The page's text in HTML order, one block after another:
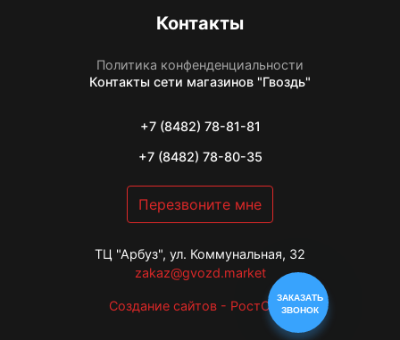
Контакты
Политика конфенденциальности
Контакты сети магазинов "Гвоздь"
+7 (8482) 78-81-81
+7 (8482) 78-80-35
Перезвоните мне
ТЦ "Арбуз", ул. Коммунальная, 32
zakaz@gvozd.market
Создание сайтов - РостСайт
ЗАКАЗАТЬ
ЗВОНОК